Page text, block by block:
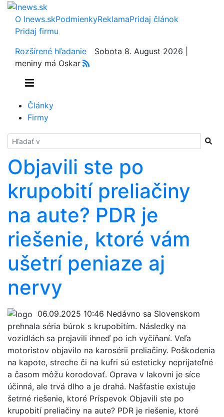
O Inews.skPodmienkyReklamaPridaj článok
Pridaj firmu
Rozšírené hľadanie
Sobota 8. August 2026 |
meniny má Oskar
Články
Firmy
Hladať
Objavili ste po
krupobití preliačiny
na aute? PDR je
riešenie, ktoré vám
ušetrí peniaze aj
nervy
06.09.2025 10:46 Nedávno sa Slovenskom
prehnala séria búrok s krupobitím. Následky na
vozidlách sa prejavili ihneď po ich vyčíňaní. Veľa
motoristov objavilo na karosérii preliačiny. Poškodenia
na kapote, streche či na kufri sú esteticky neprijateľné
a časom môžu korodovať. Oprava v lakovni je síce
účinná, ale trvá dlho a je drahá. Našťastie existuje
šetrné riešenie, ktoré Príspevok Objavili ste po
krupobití preliačiny na aute? PDR je riešenie, ktoré